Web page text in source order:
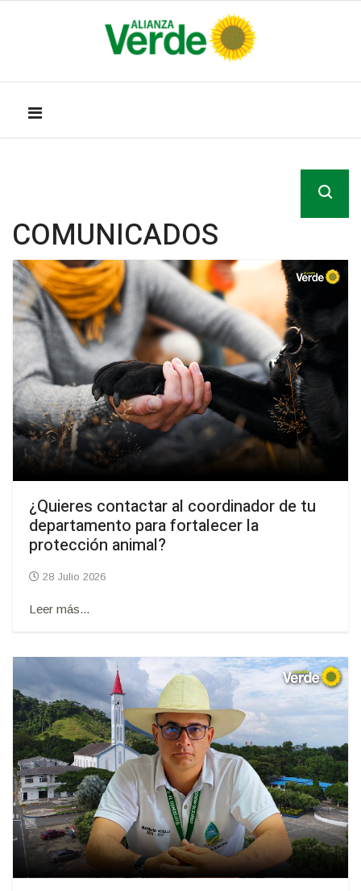
COMUNICADOS
¿Quieres contactar al coordinador de tu
departamento para fortalecer la
protección animal?
28 Julio 2026
Leer más...